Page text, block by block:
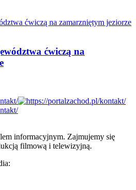
ćwiczą na
informacyjnym. Zajmujemy się
filmową i telewizyjną.